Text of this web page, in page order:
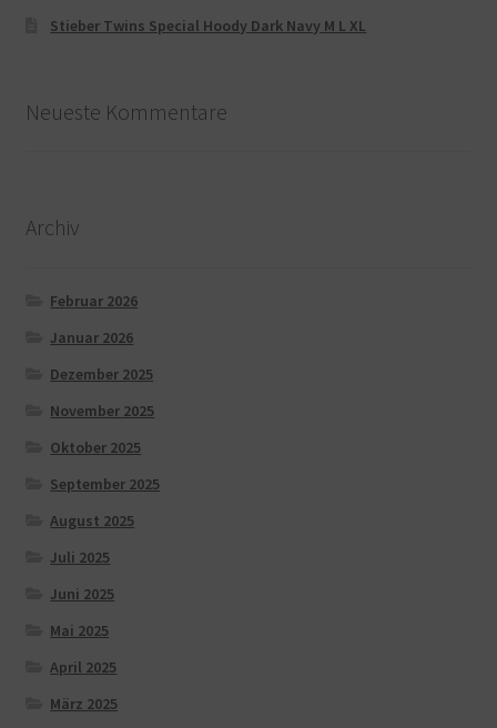
Stieber Twins Special Hoody Dark Navy M L XL
Neueste Kommentare
Archiv
Februar 2026
Januar 2026
Dezember 2025
November 2025
Oktober 2025
September 2025
August 2025
Juli 2025
Juni 2025
Mai 2025
April 2025
März 2025